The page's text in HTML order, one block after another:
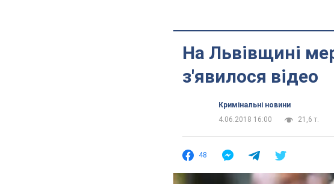
На Львівщині
з'явилося відео
Кримінальні новини
4.06.2018 16:00
21,6 т.
48